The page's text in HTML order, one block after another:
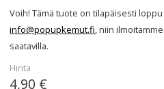
Voih! Tämä tuote on tilapäisesti
info@popupkemut.fi, niin
saatavilla.
Hinta
4,90 €